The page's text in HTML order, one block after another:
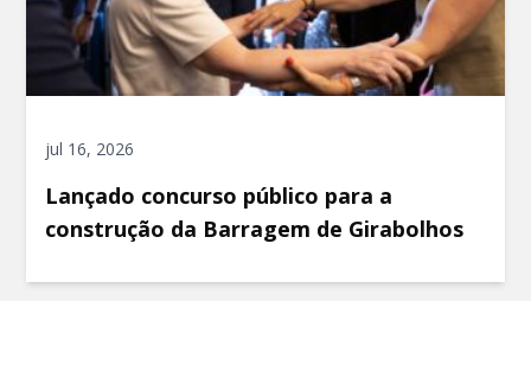
jul 16, 2026
Lançado concurso público para a
construção da Barragem de Girabolhos